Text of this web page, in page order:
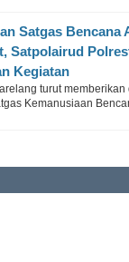
Satgas Bencana
Satpolairud
Kegiatan
turut
Kemanusiaan